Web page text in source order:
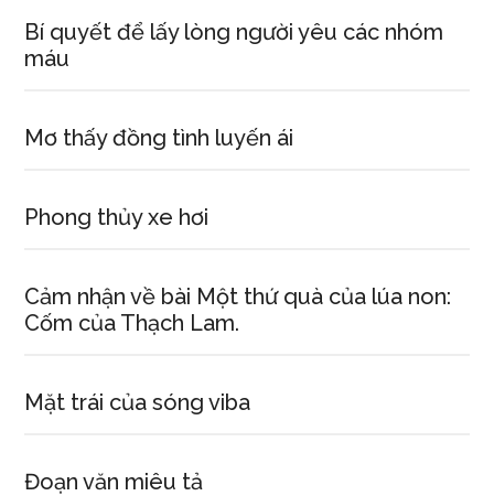
Bí quyết để lấy lòng người yêu các nhóm
máu
Mơ thấy đồng tình luyến ái
Phong thủy xe hơi
Cảm nhận về bài Một thứ quà của lúa non:
Cốm của Thạch Lam.
Mặt trái của sóng viba
Đoạn văn miêu tả